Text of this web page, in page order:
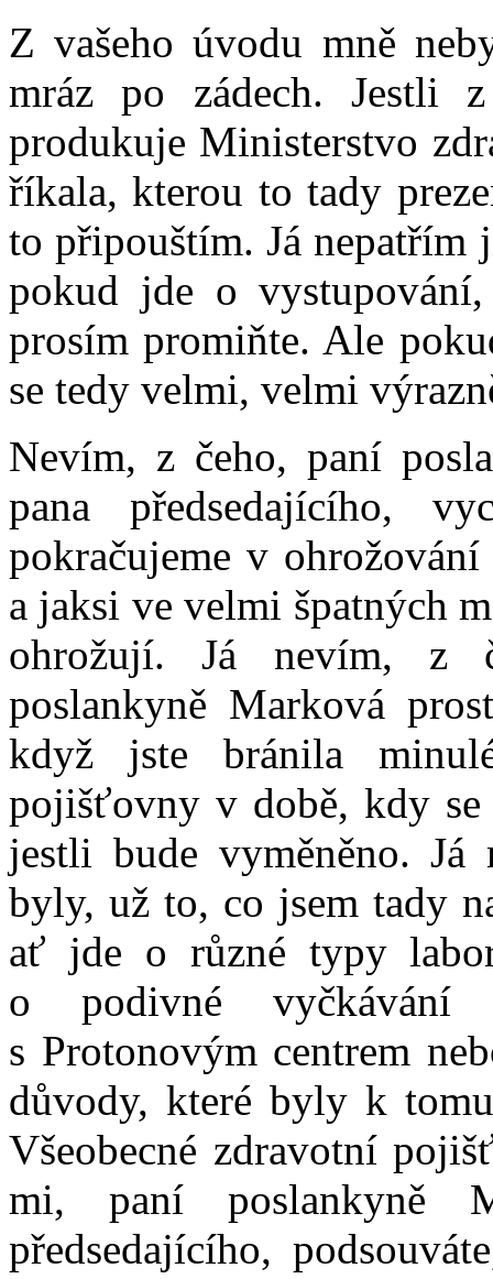
Z vašeho úvodu mně
mráz po zádech. Jestli
produkuje Ministerstvo
říkala, kterou to tady
to připouštím. Já nepatřím
pokud jde o
prosím promiňte. Ale
se tedy velmi, velmi
Nevím, z čeho, paní
pana předsedajícího,
pokračujeme v
a jaksi ve velmi špatných
ohrožují. Já nevím, z
poslankyně Marková
když jste bránila
pojišťovny v době, kdy
jestli bude vyměněno.
byly, už to, co jsem tady
ať jde o různé typy
o podivné
s Protonovým centrem
důvody, které byly k
Všeobecné zdravotní
mi, paní poslankyně
předsedajícího,